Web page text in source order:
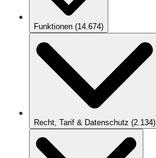
Funktionen (14.674)
Recht, Tarif & Datenschutz (2.134)